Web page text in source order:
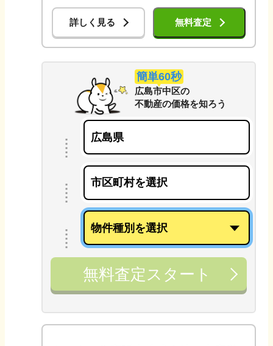
詳しく見る 無料査定
簡単60秒
広島市中区の
不動産の価格を知ろう
無料査定スタート